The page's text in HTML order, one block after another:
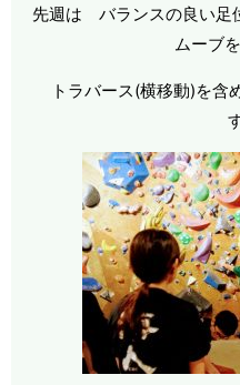
先週は バランスの良い足
ムーブ
トラバース(横移動)を含